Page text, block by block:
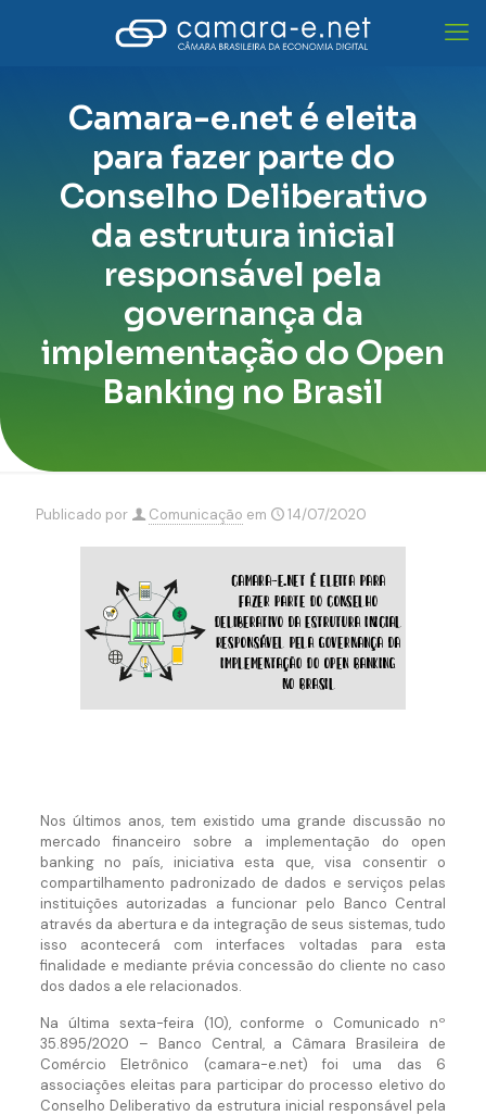
Camara-e.net é eleita
para fazer parte do
Conselho Deliberativo
da estrutura inicial
responsável pela
governança da
implementação do Open
Banking no Brasil
Publicado por Comunicação em 14/07/2020
Nos últimos anos, tem existido uma grande discussão no
mercado financeiro sobre a implementação do open
banking no país, iniciativa esta que, visa consentir o
compartilhamento padronizado de dados e serviços pelas
instituições autorizadas a funcionar pelo Banco Central
através da abertura e da integração de seus sistemas, tudo
isso acontecerá com interfaces voltadas para esta
finalidade e mediante prévia concessão do cliente no caso
dos dados a ele relacionados.
Na última sexta-feira (10), conforme o Comunicado nº
35.895/2020 – Banco Central, a Câmara Brasileira de
Comércio Eletrônico (camara-e.net) foi uma das 6
associações eleitas para participar do processo eletivo do
Conselho Deliberativo da estrutura inicial responsável pela